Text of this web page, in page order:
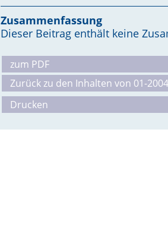
Zusammenfassung
Dieser Beitrag enthält keine
zum PDF
Zurück zu den Inhalten von 01-2004
Drucken